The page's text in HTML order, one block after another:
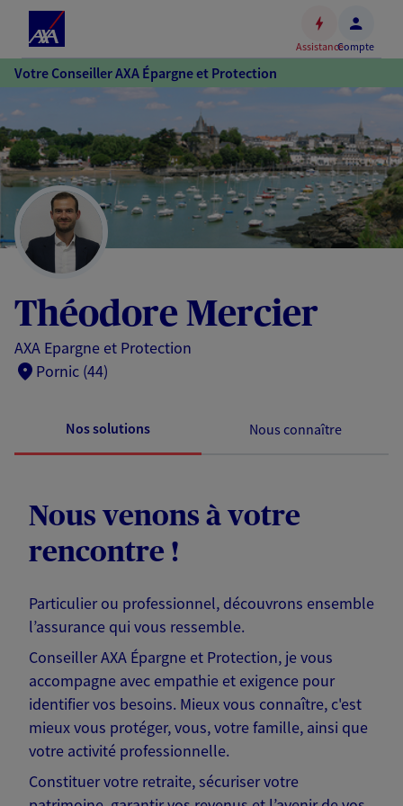
Accéder
au
contenu
principal
Accéder
au
pied
de
page
AssistanceCompte
Votre Conseiller AXA Épargne et Protection
Théodore Mercier
AXA Epargne et Protection
Pornic (44)
Nos solutions Nous connaître
Nous venons à votre
rencontre !
Particulier ou professionnel, découvrons ensemble
l’assurance qui vous ressemble.
Conseiller AXA Épargne et Protection, je vous
accompagne avec empathie et exigence pour
identifier vos besoins. Mieux vous connaître, c'est
mieux vous protéger, vous, votre famille, ainsi que
votre activité professionnelle.
Constituer votre retraite, sécuriser votre